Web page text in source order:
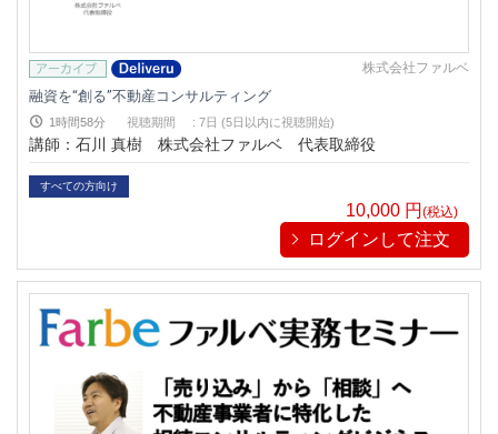
株式会社ファルベ
融資を“創る”不動産コンサルティング
1時間58分 視聴期間 : 7日 (5日以内に視聴開始)
講師：石川 真樹 株式会社ファルベ 代表取締役
すべての方向け
10,000 円(税込)
ログインして注文